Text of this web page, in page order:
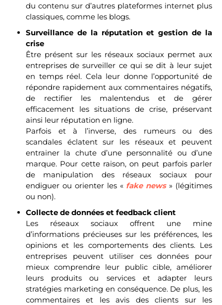
du contenu sur d’autres plateformes internet plus
classiques, comme les blogs.
Surveillance de la réputation et gestion de la
crise
Être présent sur les réseaux sociaux permet aux
entreprises de surveiller ce qui se dit à leur sujet
en temps réel. Cela leur donne l’opportunité de
répondre rapidement aux commentaires négatifs,
de rectifier les malentendus et de gérer
efficacement les situations de crise, préservant
ainsi leur réputation en ligne.
Parfois et à l’inverse, des rumeurs ou des
scandales éclatent sur les réseaux et peuvent
entrainer la chute d’une personnalité ou d’une
marque. Pour cette raison, on peut parfois parler
de manipulation des réseaux sociaux pour
endiguer ou orienter les « fake news» (légitimes
ou non).
Collecte de données et feedback client
Les réseaux sociaux offrent une mine
d’informations précieuses sur les préférences, les
opinions et les comportements des clients. Les
entreprises peuvent utiliser ces données pour
mieux comprendre leur public cible, améliorer
leurs produits ou services et adapter leurs
stratégies marketing en conséquence. De plus, les
commentaires et les avis des clients sur les